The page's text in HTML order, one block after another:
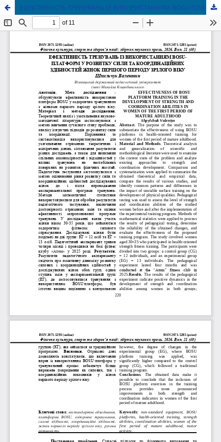
ЕФЕКТИВНІСТЬ ТРЕНУВАНЬ ІЗ ВИКОРИСТАННЯМ BOSU-ПЛАТФОРМ У РОЗВИТКУ СИЛИ ТА КООРДИНАЦІЙНИХ ЗДІБНОСТЕЙ ЖІНОК ПЕРШОГО ПЕРІОДУ ЗРІЛОГО ВІКУ